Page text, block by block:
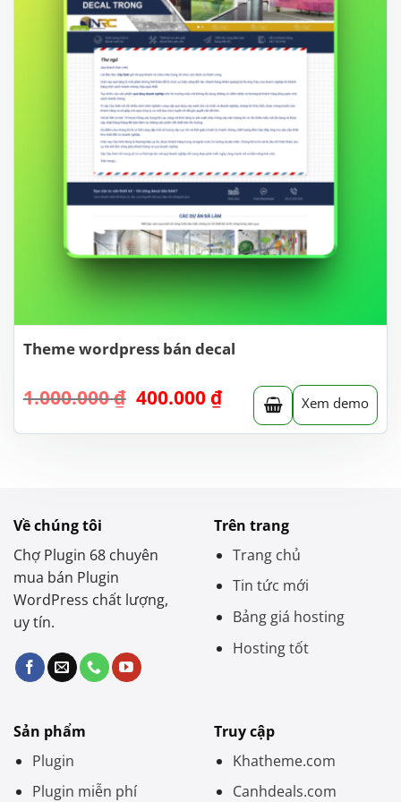
Theme wordpress bán decal
1.000.000₫ Giá
là:
400.000 ₫Giá
hiện
tại
Xem demo
Về chúng tôi
Chợ Plugin 68 chuyên
mua bán Plugin
WordPress chất lượng,
uy tín.
Trên trang
Trang chủ
Tin tức mới
Bảng giá hosting
Hosting tốt
Sản phẩm
Plugin
Plugin miễn phí
Truy cập
Khatheme.com
Canhdeals.com